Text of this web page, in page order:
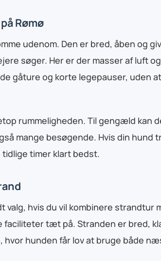
Rømø
udenom. Den er bred, åben og
søger. Her er der masser af luft
gåture og korte legepauser, uden
rummeligheden. Til gengæld kan
mange besøgende. Hvis din hund
timer klart bedst.
valg, hvis du vil kombinere strandtur
faciliteter tæt på. Stranden er bred,
hvor hunden får lov at bruge både